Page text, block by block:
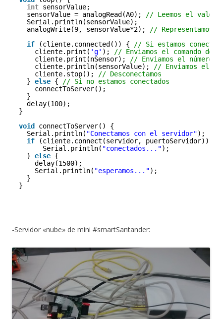
int sensorValue;
sensorValue = analogRead(A0);
// Leemos el valor
Serial.println(sensorValue);
analogWrite(9, sensorValue*2);
//
if
(cliente.connected()) {
// Si estamos
cliente.print( 'g' );
// Enviamos el comando de
cliente.print(nSensor);
// Enviamos el número
cliente.println(sensorValue);
// Enviamos el
cliente.stop();
// Desconectamos
} else {
// Si no estamos conectados
connectToServer();
}
delay(100);
}
void
connectToServer() {
Serial.println( "Conectamos con el servidor");
if
(cliente.connect(servidor, puertoServidor)) {
Serial.println( "conectados...");
} else {
delay(1500);
Serial.println( "esperamos...");
}
}
-Servidor «nube» de mini #smartSantander: